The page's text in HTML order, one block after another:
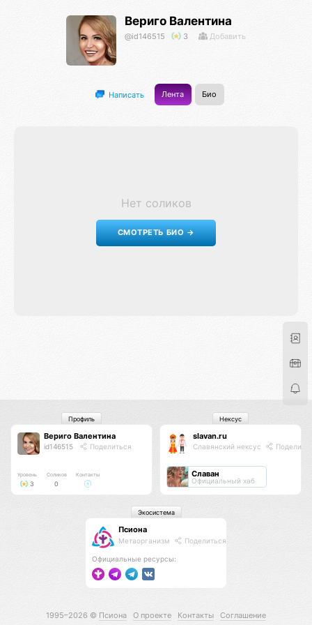
Вериго Валентина
@id146515 3 Добавить
Написать Лента Био
Нет соликов
СМОТРЕТЬ БИО →
Вериго Валентина
id146515 Поделиться
Уровень
3
Соликов
0
Контакты
Профиль
slavan.ru
Славянский нексус
Славан
Официальный хаб
Нексус
Псиона
Метаорганизм Поделиться
Официальные ресурсы:
Экосистема
1995–2026 © Псиона О проекте Контакты Соглашение